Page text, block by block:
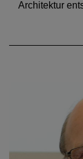
Architektur